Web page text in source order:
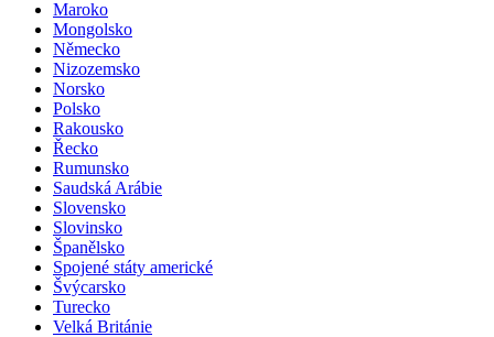
Maroko
Mongolsko
Německo
Nizozemsko
Norsko
Polsko
Rakousko
Řecko
Rumunsko
Saudská Arábie
Slovensko
Slovinsko
Španělsko
Spojené státy americké
Švýcarsko
Turecko
Velká Británie